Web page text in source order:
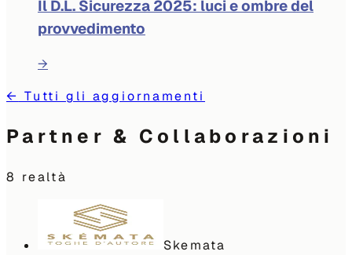
Il D.L. Sicurezza 2025: luci e ombre del
provvedimento
→
← Tutti gli aggiornamenti
Partner & Collaborazioni
8 realtà
Skemata